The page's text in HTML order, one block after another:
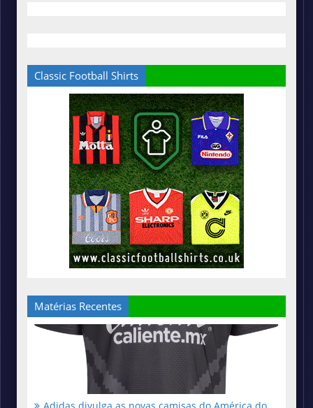
Classic Football Shirts
Matérias Recentes